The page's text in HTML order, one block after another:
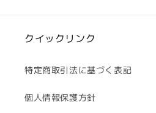
クイックリンク
特定商取引法に基づく表記
個人情報保護方針